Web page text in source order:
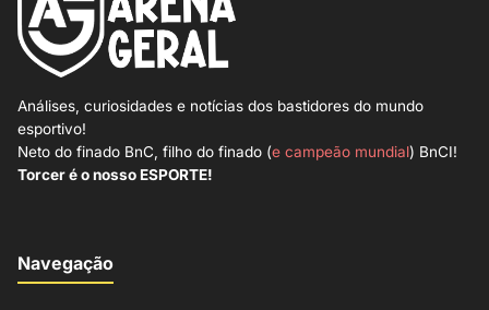
Análises, curiosidades e notícias dos bastidores do mundo
esportivo!
Neto do finado BnC, filho do finado (e campeão mundial) BnCI!
Torcer é o nosso ESPORTE!
Navegação